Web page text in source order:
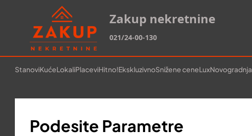
Zakup nekretnine
021/24-00-130
StanoviKućeLokaliPlaceviHitno!EkskluzivnoSnižene ceneLuxNovogradnja
Podesite Parametre